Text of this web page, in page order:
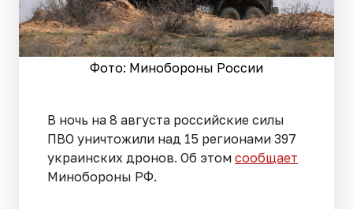
Фото: Минобороны России
В ночь на 8 августа российские силы
ПВО уничтожили над 15 регионами 397
украинских дронов. Об этом сообщает
Минобороны РФ.